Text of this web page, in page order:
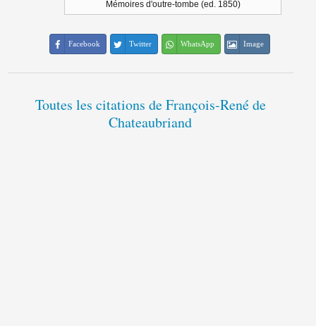
Mémoires d'outre-tombe (ed. 1850)
Facebook Twitter WhatsApp Image
Toutes les citations de François-René de
Chateaubriand